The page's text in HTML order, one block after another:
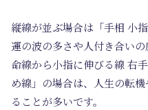
縦線が並ぶ場合は「手相 小
運の波の多さや人付き合い
命線から小指に伸びる線 右
め線」の場合は、人生の転
ることが多いです。